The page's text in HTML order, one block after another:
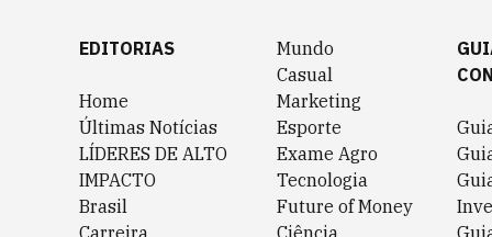
EDITORIAS
Home
Últimas Notícias
LÍDERES DE ALTO
IMPACTO
Brasil
Carreira
Mundo
Casual
Marketing
Esporte
Exame Agro
Tecnologia
Future of Money
Ciência